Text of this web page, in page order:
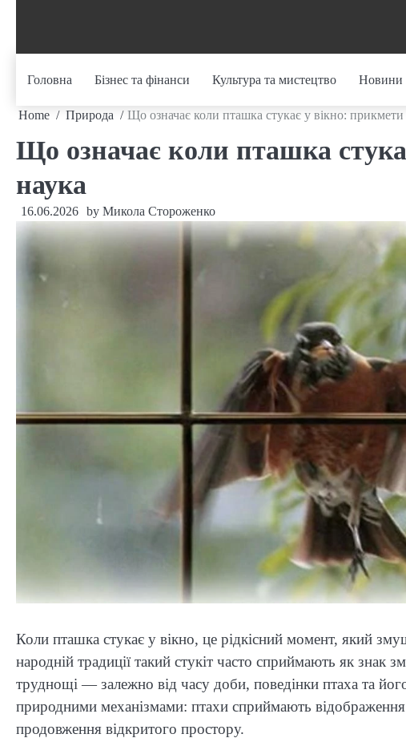
Головна Бізнес та фінанси Культура та мистецтво Новини
Home Природа Що означає коли пташка стукає у вікно: прикмети
Що означає коли пташка
наука
16.06.2026 by Микола Стороженко
Коли пташка стукає у вікно, це рідкісний момент, який
народній традиції такий стукіт часто сприймають як знак
труднощі — залежно від часу доби, поведінки птаха та
природними механізмами: птахи сприймають
продовження відкритого простору.